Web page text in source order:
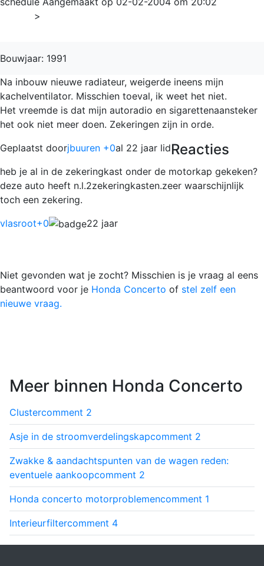
>
Bouwjaar: 1991
Na inbouw nieuwe radiateur, weigerde ineens mijn
kachelventilator. Misschien toeval, ik weet het niet.
Het vreemde is dat mijn autoradio en sigarettenaansteker
het ook niet meer doen. Zekeringen zijn in orde.
Geplaatst doorjbuuren +0al 22 jaar lidReacties
heb je al in de zekeringkast onder de motorkap gekeken?
deze auto heeft n.l.2zekeringkasten.zeer waarschijnlijk
toch een zekering.
vlasroot+0 22 jaar
Niet gevonden wat je zocht? Misschien is je vraag al eens
beantwoord voor je Honda Concerto of stel zelf een
nieuwe vraag.
Meer binnen Honda Concerto
Clustercomment 2
Asje in de stroomverdelingskapcomment 2
Zwakke & aandachtspunten van de wagen reden:
eventuele aankoopcomment 2
Honda concerto motorproblemencomment 1
Interieurfiltercomment 4